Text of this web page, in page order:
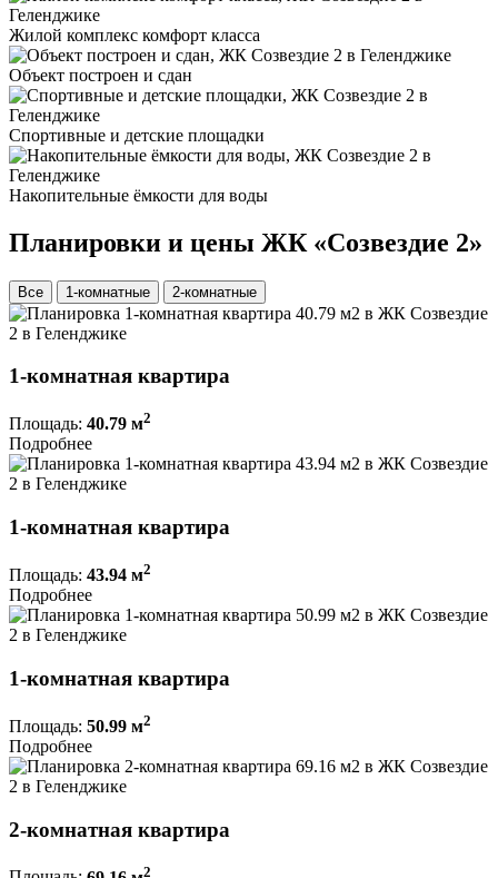
Жилой комплекс комфорт класса
Объект построен и сдан
Спортивные и детские площадки
Накопительные ёмкости для воды
Планировки и цены ЖК «Созвездие 2»
Все 1-комнатные 2-комнатные
1-комнатная квартира
Площадь: 40.79 м2
Подробнее
1-комнатная квартира
Площадь: 43.94 м2
Подробнее
1-комнатная квартира
Площадь: 50.99 м2
Подробнее
2-комнатная квартира
2